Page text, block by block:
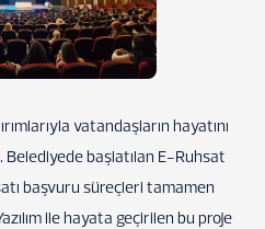
vatandaşların hayatını
başlatılan E-Ruhsat
başvuru süreçleri tamamen
ile hayata geçirilen bu proje